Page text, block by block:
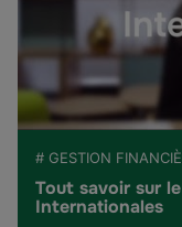
# GESTION
Tout savoir sur
Internationales